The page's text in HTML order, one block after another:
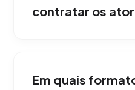
contratar os
Artísticos gerimos o
Em quais